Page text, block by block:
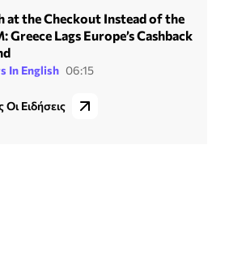
at the Checkout Instead of the
Greece Lags Europe’s Cashback
In English 06:15
Οι Ειδήσεις